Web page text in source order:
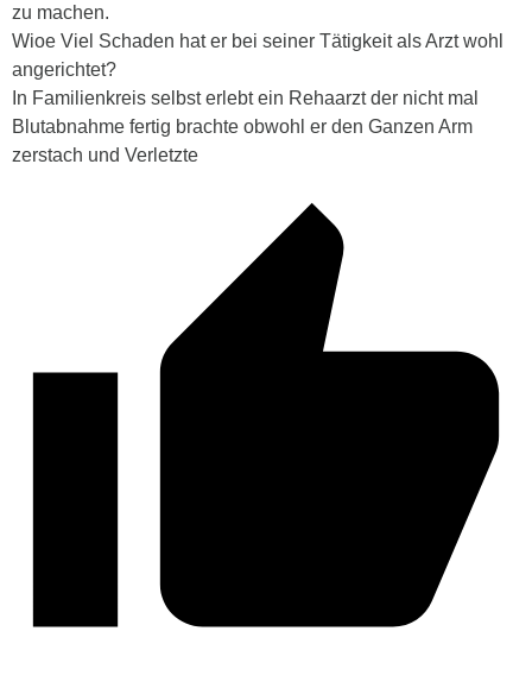
zu machen.
Wioe Viel Schaden hat er bei seiner Tätigkeit als Arzt wohl
angerichtet?
In Familienkreis selbst erlebt ein Rehaarzt der nicht mal
Blutabnahme fertig brachte obwohl er den Ganzen Arm
zerstach und Verletzte